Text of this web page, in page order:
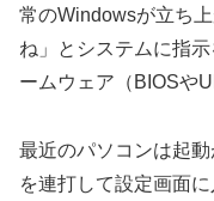
常のWindowsが立ち
ね」とシステムに指
ームウェア（BIOSや
最近のパソコンは起
を連打して設定画面